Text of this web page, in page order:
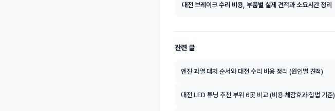
대전 브레이크 수리 비용, 부품별 실제 견적과 소요시간 정리
관련 글
엔진 과열 대처 순서와 대전 수리 비용 정리 (원인별 견적)
대전 LED 튜닝 추천 부위 6곳 비교 (비용·체감효과·합법 기준)